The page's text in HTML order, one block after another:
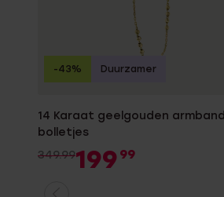
14 Karaat geelgouden armband
bolletjes
349.99199 99
-43% Duurzamer